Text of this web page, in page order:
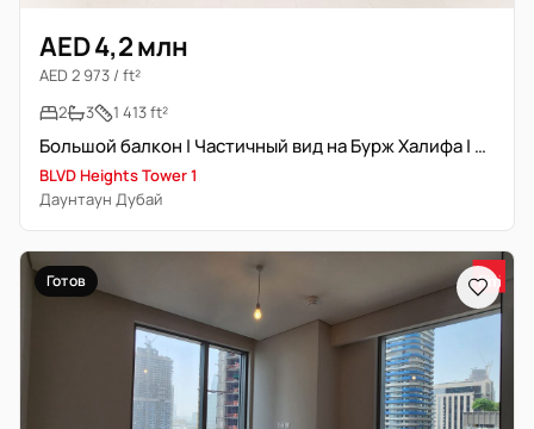
AED 4,2 млн
AED 2 973 / ft²
2
3 1 413 ft²
Большой балкон | Частичный вид на Бурж Халифа | Высокий этаж
BLVD Heights Tower 1
Даунтаун Дубай
Готов